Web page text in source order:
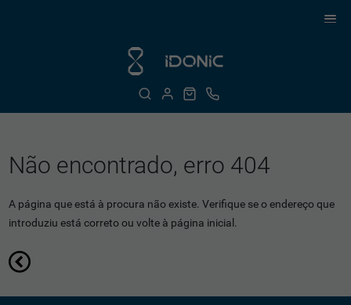
Não encontrado, erro 404
A página que está à procura não existe. Verifique se o endereço que
introduziu está correto ou volte à página inicial.